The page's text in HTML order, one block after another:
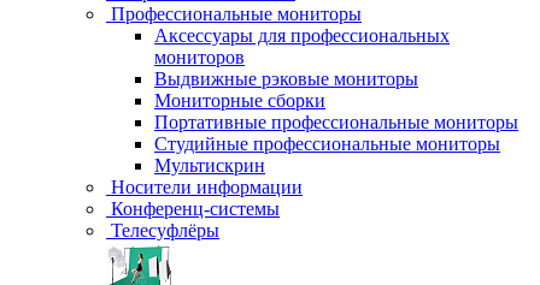
Профессиональные мониторы
Аксессуары для профессиональных
мониторов
Выдвижные рэковые мониторы
Мониторные сборки
Портативные профессиональные мониторы
Студийные профессиональные мониторы
Мультискрин
Носители информации
Конференц-системы
Телесуфлёры